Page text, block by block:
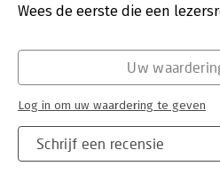
Het boek is geschikt voor iedereen
eerste jaren van het HBO, die met
Uitgever:
Protean
Hoofdrubriek:
Wees de eerste die een
Schrijf een recensie
Uw
Log in om uw waardering te geven